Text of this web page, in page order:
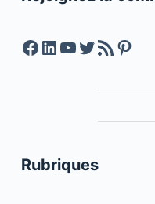
Facebook
LinkedIn
YouTube
Twitter
Feed RSS
Rubriques